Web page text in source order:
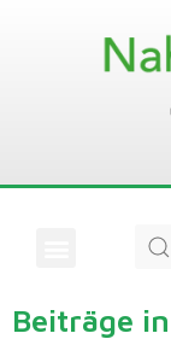
Beiträge